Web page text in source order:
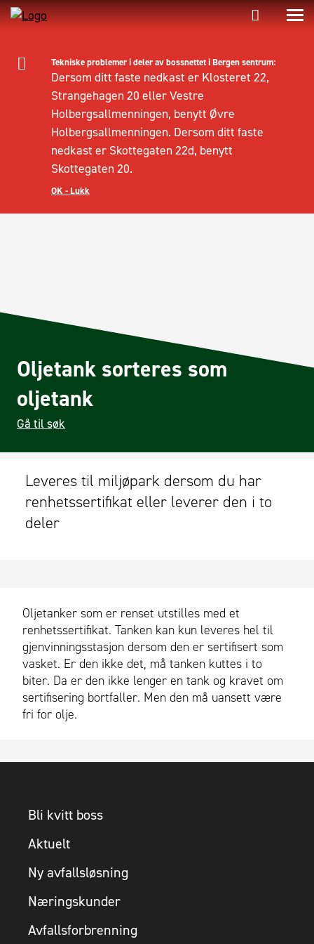
Tekniske problemer i deler av bossnettet i Bergen sentrum:
Dersom ditt faste nedkast er Klosteret 22,
Strangehagen 20 eller Vestre
Holbergsallmenningen, benytt Øvre
Holbergsallmenningen. Dersom ditt faste
nedkast er Skottegaten 22d, benytt
Skottegaten 20.
OK - Lukk
Oljetank sorteres som
oljetank
Gå til søk
Leveres til miljøpark dersom du har
renhetssertifikat eller leverer den i to
deler
Oljetanker som er renset utstilles med et
renhetssertifikat. Tanken kan kun leveres hel til
gjenvinningsstasjon dersom den er sertifisert som
vasket. Er den ikke det, må tanken kuttes i to
biter. Da er den ikke lenger en tank og kravet om
sertifisering bortfaller. Men den må uansett være
fri for olje.
Bli kvitt boss
Aktuelt
Ny avfallsløsning
Næringskunder
Avfallsforbrenning